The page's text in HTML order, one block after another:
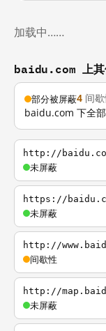
加载中……
baidu.com 上其
部分被屏蔽4 间
baidu.com 下全
http://
未屏蔽
https://
未屏蔽
http://
间歇性
http://
未屏蔽